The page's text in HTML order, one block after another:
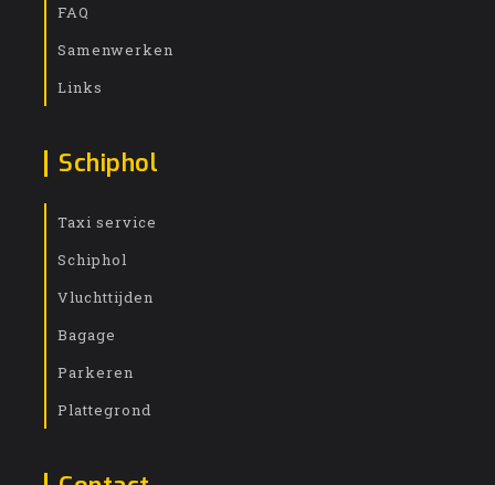
FAQ
Samenwerken
Links
Schiphol
Taxi service
Schiphol
Vluchttijden
Bagage
Parkeren
Plattegrond